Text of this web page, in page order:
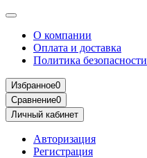
О компании
Оплата и доставка
Политика безопасности
Избранное0
Сравнение0
Личный кабинет
Авторизация
Регистрация